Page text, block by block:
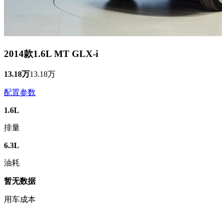
2014款1.6L MT GLX-i
13.18万13.18万
配置参数
1.6L
排量
6.3L
油耗
暂无数据
用车成本